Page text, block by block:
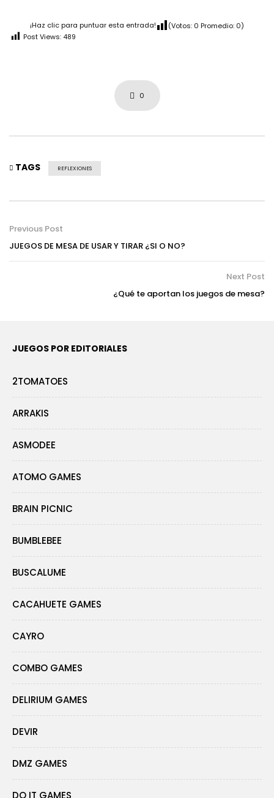
¡Haz clic para puntuar esta entrada! (Votos: 0 Promedio: 0)
Post Views: 489
0
TAGS REFLEXIONES
Previous Post
JUEGOS DE MESA DE USAR Y TIRAR ¿SI O NO?
Next Post
¿Qué te aportan los juegos de mesa?
JUEGOS POR EDITORIALES
2TOMATOES
ARRAKIS
ASMODEE
ATOMO GAMES
BRAIN PICNIC
BUMBLEBEE
BUSCALUME
CACAHUETE GAMES
CAYRO
COMBO GAMES
DELIRIUM GAMES
DEVIR
DMZ GAMES
DO IT GAMES